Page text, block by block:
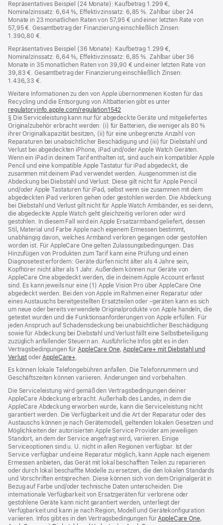
Repräsentatives Beispiel (24 Monate): Kaufbetrag 1.299 €,
Nominalzinssatz: 6,64 %, Effektivzinssatz: 6,85 %. Zahlbar über 24
Monate in 23 monatlichen Raten von 57,95 € und einer letzten Rate von
57,95 €. Gesamtbetrag der Finanzierung einschließlich Zinsen:
1.390,80 €.
Repräsentatives Beispiel (36 Monate): Kaufbetrag 1.299 €,
Nominalzinssatz: 6,64 %, Effektivzinssatz: 6,85 %. Zahlbar über 36
Monate in 35 monatlichen Raten von 39,90 € und einer letzten Rate von
39,83 €. Gesamtbetrag der Finanzierung einschließlich Zinsen:
1.436,33 €.
Weitere Informationen zu den von Apple übernommenen Kosten für das
Recycling und die Entsorgung von Altbatterien gibt es unter
regulatoryinfo.apple.com/regulation1542
ein
neues
Fenster)
§ Die Serviceleistung kann nur für abgedeckte Geräte und mitgeliefertes
Originalzubehör erbracht werden: (i) für Batterien, die weniger als 80 %
ihrer Originalkapazität besitzen, (ii) für eine unbegrenzte Anzahl von
Reparaturen bei unabsichtlicher Beschädigung und (iii) für Diebstahl und
Verlust bei abgedeckten iPhone, iPad und/oder Apple Watch Geräten.
Wenn ein iPad in deinem Tarif enthalten ist, sind auch ein kompatibler Apple
Pencil und eine kompatible Apple Tastatur für iPad abgedeckt, die
zusammen mit deinem iPad verwendet werden. Ausgenommen ist die
Abdeckung bei Diebstahl und Verlust. Diese gilt nicht für Apple Pencil
und/oder Apple Tastaturen für iPad, selbst wenn sie zusammen mit dem
abgedeckten iPad verloren gehen oder gestohlen werden. Die Abdeckung
bei Diebstahl und Verlust gilt nicht für Apple Watch Armbänder, es sei denn,
die abgedeckte Apple Watch geht gleichzeitig verloren oder wird
gestohlen. In diesem Fall wird ein Apple Ersatzarmband geliefert, dessen
Stil, Material und Farbe Apple nach eigenem Ermessen bestimmt,
unabhängig davon, welches Armband verloren gegangen oder gestohlen
worden ist. Für AppleCare One gelten Zulassungsbedingungen. Das
Hinzufügen von Produkten zum Tarif kann eine Prüfung und einen
Diagnosetest erfordern: Geräte dürfen nicht älter als 4 Jahre sein,
Kopfhörer nicht älter als 1 Jahr. Außerdem können nur Geräte von
AppleCare One abgedeckt werden, die in deinem Apple Account erfasst
sind. Es kann jeweils nur eine (1) Apple Vision Pro über AppleCare One
abgedeckt werden. Bei den von Apple im Rahmen einer Reparatur oder
eines Austauschs bereitgestellten Ersatzteilen oder ‑geräten kann es sich
um neue oder bereits verwendete Originalprodukte von Apple handeln, die
getestet wurden und die Funktions­anforderungen von Apple erfüllen. Für
jeden Anspruch auf Schadensdeckung bei unabsichtlicher Beschädigung
sowie für Abdeckung bei Diebstahl und Verlust fällt eine Selbstbeteiligung
zuzüglich anfallender Steuern an. Ausführliche Infos gibt es in den
Vertragsbedingungen für AppleCare One(Öffnet
Fenster)
, AppleCare+ mit Diebstahl und
Verlust (Öffnet
neues
Fenster)
oder AppleCare+
neues
Fenster)
Es können lokale Telefongebühren anfallen. Die Telefonnummern und
Geschäftszeiten können variieren. Änderungen sind vorbehalten.
Die Serviceleistung wird gemäß den Vertragsbedingungen deiner
AppleCare Abdeckung erbracht. Außerhalb des Landes, in dem die
AppleCare Abdeckung erworben wurde, kann die Serviceleistung nicht
garantiert werden. Die Verfügbarkeit und die Art der Reparatur oder des
Austauschs können je nach Gerätemodell, geltenden lokalen Gesetzen und
Möglichkeiten der autorisierten Apple Service Provider am jeweiligen
Standort, an dem der Service angefragt wird, variieren. Einige
Serviceoptionen sind u. U. nicht in allen Regionen verfügbar. Ist der
Service verfügbar und eine Reparatur möglich, kann Apple nach eigenem
Ermessen anbieten, das Gerät mit lokal beschafften Teilen zu reparieren
oder durch lokal beschaffte Modelle zu ersetzen, die den lokalen Standards
und Vorschriften entsprechen. Diese können sich von dem Originalgerät in
Bezug auf Farbe und/oder technische Daten unterscheiden. Die
internationale Verfügbarkeit von Ersatzgeräten für verlorene oder
gestohlene Geräte kann nicht garantiert werden, unterliegt der
Verfügbarkeit und kann je nach Region, Modell und Gerätekonfiguration
variieren. Infos gibt es in den Vertragsbedingungen für AppleCare One(Öffnet
,